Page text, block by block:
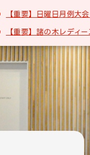
【重要】日曜日月例大
【重要】諸の木レディ